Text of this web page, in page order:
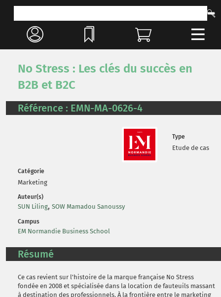
No Stress : Les clés du succès en
B2B et B2C
Référence : EMN-MA-0626-4
Type
Etude de cas
Catégorie
Marketing
Auteur(s)
SUN Liling, SOW Mamadou Sanoussy
Campus
EM Normandie Business School
Résumé
Ce cas revient sur l'histoire de la marque française No Stress
fondée en 2008 et spécialisée dans la location de fauteuils massant
à destination des professionnels. À la frontière entre le marketing